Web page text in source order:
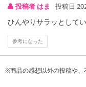
投稿者 はま 投稿日
ひんやりサラッとして
参考になった
※商品の感想以外の投稿や